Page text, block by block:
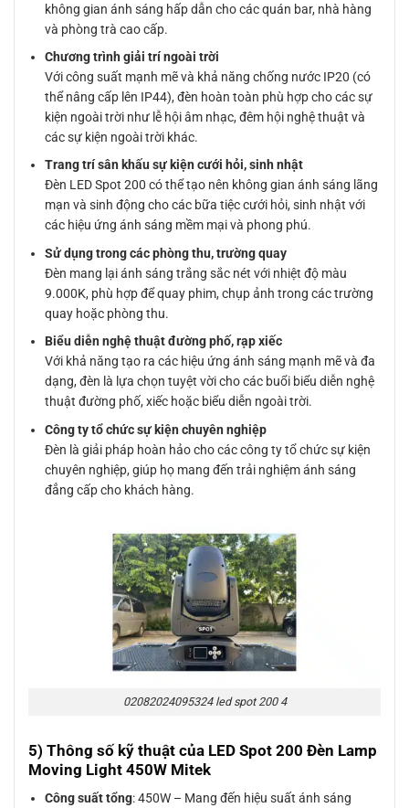
không gian ánh sáng hấp dẫn cho các quán bar, nhà hàng
và phòng trà cao cấp.
Chương trình giải trí ngoài trời
Với công suất mạnh mẽ và khả năng chống nước IP20 (có
thể nâng cấp lên IP44), đèn hoàn toàn phù hợp cho các sự
kiện ngoài trời như lễ hội âm nhạc, đêm hội nghệ thuật và
các sự kiện ngoài trời khác.
Trang trí sân khấu sự kiện cưới hỏi, sinh nhật
Đèn LED Spot 200 có thể tạo nên không gian ánh sáng lãng
mạn và sinh động cho các bữa tiệc cưới hỏi, sinh nhật với
các hiệu ứng ánh sáng mềm mại và phong phú.
Sử dụng trong các phòng thu, trường quay
Đèn mang lại ánh sáng trắng sắc nét với nhiệt độ màu
9.000K, phù hợp để quay phim, chụp ảnh trong các trường
quay hoặc phòng thu.
Biểu diễn nghệ thuật đường phố, rạp xiếc
Với khả năng tạo ra các hiệu ứng ánh sáng mạnh mẽ và đa
dạng, đèn là lựa chọn tuyệt vời cho các buổi biểu diễn nghệ
thuật đường phố, xiếc hoặc biểu diễn ngoài trời.
Công ty tổ chức sự kiện chuyên nghiệp
Đèn là giải pháp hoàn hảo cho các công ty tổ chức sự kiện
chuyên nghiệp, giúp họ mang đến trải nghiệm ánh sáng
đẳng cấp cho khách hàng.
02082024095324 led spot 200 4
5) Thông số kỹ thuật của LED Spot 200 Đèn Lamp
Moving Light 450W Mitek
Công suất tổng: 450W – Mang đến hiệu suất ánh sáng